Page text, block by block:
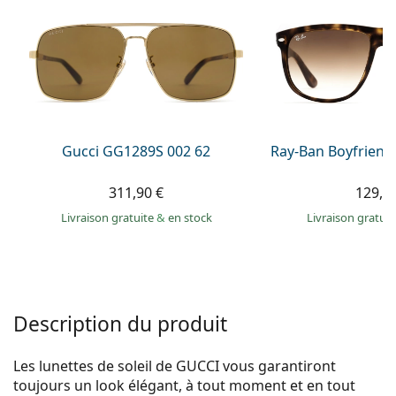
Prada
Toutes les marques
Gucci GG1289S 002 62
311,90 €
Livraison gratuite& en stock
Ray-Ban
Livraison
Description du produit
Les lunettes de soleil de GUCCI vous garantiront
toujours un look élégant, à tout moment et en tout